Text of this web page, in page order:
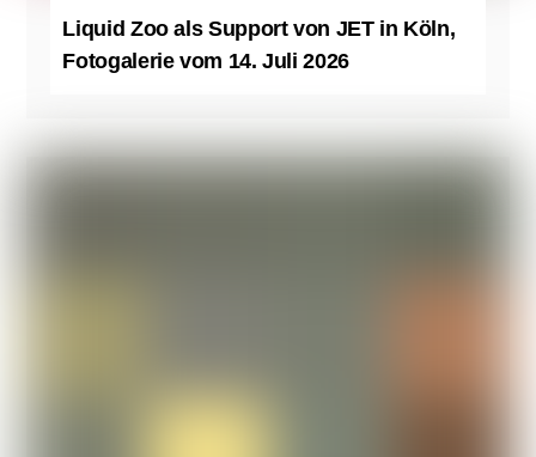
Liquid Zoo als Support von JET in Köln,
Fotogalerie vom 14. Juli 2026